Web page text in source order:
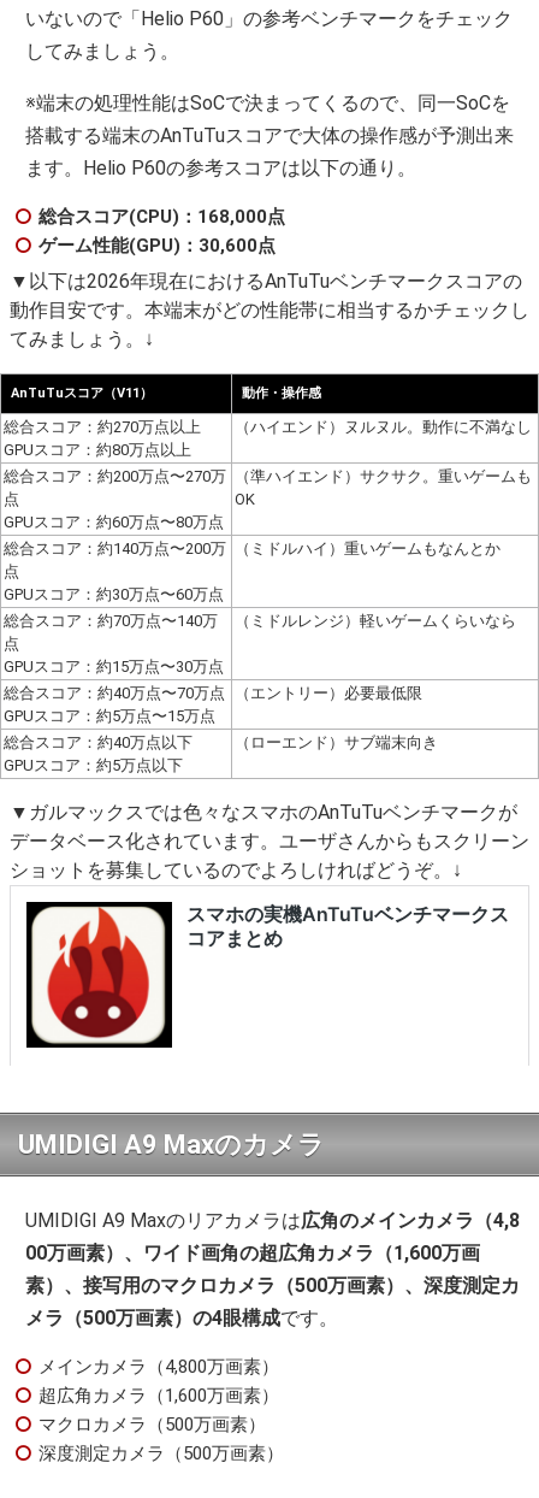
いないので「Helio P60」の参考ベンチマークをチェック
してみましょう。
※端末の処理性能はSoCで決まってくるので、同一SoCを
搭載する端末のAnTuTuスコアで大体の操作感が予測出来
ます。Helio P60の参考スコアは以下の通り。
総合スコア(CPU)：168,000点
ゲーム性能(GPU)：30,600点
▼以下は2026年現在におけるAnTuTuベンチマークスコアの
動作目安です。本端末がどの性能帯に相当するかチェックし
てみましょう。↓
AnTuTuスコア（V11） 動作・操作感
総合スコア：約270万点以上
GPUスコア：約80万点以上
（ハイエンド）ヌルヌル。動作に不満なし
総合スコア：約200万点〜270万
点
GPUスコア：約60万点〜80万点
（準ハイエンド）サクサク。重いゲームも
OK
総合スコア：約140万点〜200万
点
GPUスコア：約30万点〜60万点
（ミドルハイ）重いゲームもなんとか
総合スコア：約70万点〜140万
点
GPUスコア：約15万点〜30万点
（ミドルレンジ）軽いゲームくらいなら
総合スコア：約40万点〜70万点
GPUスコア：約5万点〜15万点
（エントリー）必要最低限
総合スコア：約40万点以下
GPUスコア：約5万点以下
（ローエンド）サブ端末向き
▼ガルマックスでは色々なスマホのAnTuTuベンチマークが
データベース化されています。ユーザさんからもスクリーン
ショットを募集しているのでよろしければどうぞ。↓
UMIDIGI A9 Maxのカメラ
UMIDIGI A9 Maxのリアカメラは広角のメインカメラ（4,8
00万画素）、ワイド画角の超広角カメラ（1,600万画
素）、接写用のマクロカメラ（500万画素）、深度測定カ
メラ（500万画素）の4眼構成です。
メインカメラ（4,800万画素）
超広角カメラ（1,600万画素）
マクロカメラ（500万画素）
深度測定カメラ（500万画素）